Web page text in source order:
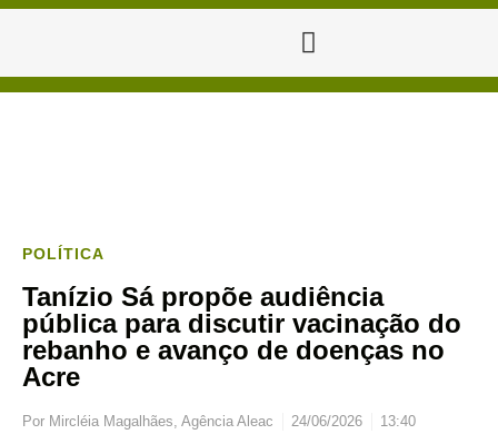
POLÍTICA
Tanízio Sá propõe audiência
pública para discutir vacinação do
rebanho e avanço de doenças no
Acre
Por Mircléia Magalhães, Agência Aleac 24/06/2026 13:40